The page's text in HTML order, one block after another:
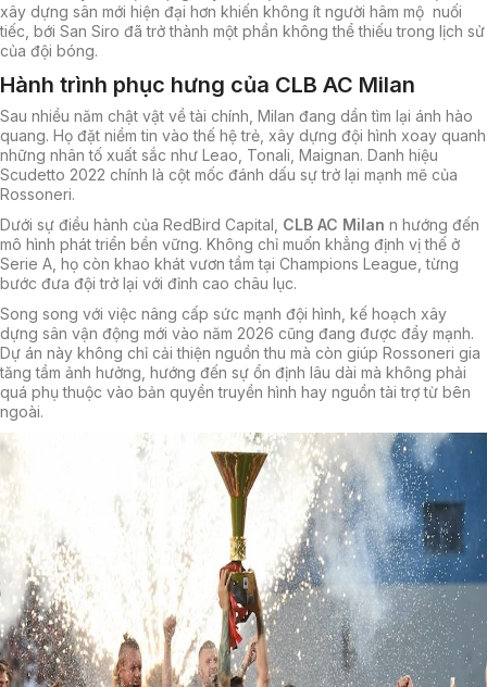
xây dựng sân mới hiện đại hơn khiến không ít người hâm mộ nuối
tiếc, bới San Siro đã trở thành một phần không thể thiếu trong lịch sử
của đội bóng.
Hành trình phục hưng của CLB AC Milan
Sau nhiều năm chật vật về tài chính, Milan đang dần tìm lại ánh hào
quang. Họ đặt niềm tin vào thế hệ trẻ, xây dựng đội hình xoay quanh
những nhân tố xuất sắc như Leao, Tonali, Maignan. Danh hiệu
Scudetto 2022 chính là cột mốc đánh dấu sự trở lại mạnh mẽ của
Rossoneri.
Dưới sự điều hành của RedBird Capital, CLB AC Milan n hướng đến
mô hình phát triển bền vững. Không chỉ muốn khẳng định vị thế ở
Serie A, họ còn khao khát vươn tầm tại Champions League, từng
bước đưa đội trở lại với đỉnh cao châu lục.
Song song với việc nâng cấp sức mạnh đội hình, kế hoạch xây
dựng sân vận động mới vào năm 2026 cũng đang được đẩy mạnh.
Dự án này không chỉ cải thiện nguồn thu mà còn giúp Rossoneri gia
tăng tầm ảnh hưởng, hướng đến sự ổn định lâu dài mà không phải
quá phụ thuộc vào bản quyền truyền hình hay nguồn tài trợ từ bên
ngoài.